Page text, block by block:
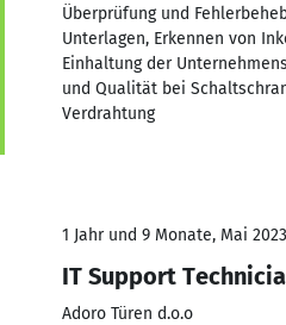
Überprüfung und
Unterlagen, Erkennen von
Einhaltung der
und Qualität bei
Verdrahtung
1 Jahr und 9 Monate, Mai
IT Support
Adoro Türen d.o.o